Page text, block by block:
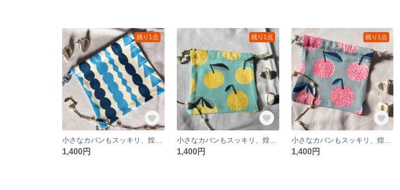
残り1点
1,400円
残り1点
1,400円
残り1点
1,400円